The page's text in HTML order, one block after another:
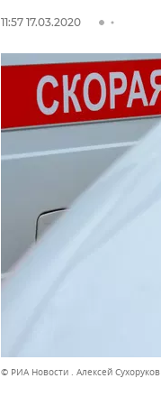
11:57 17.03.2020
© РИА Новости . Алексей Сухоруков